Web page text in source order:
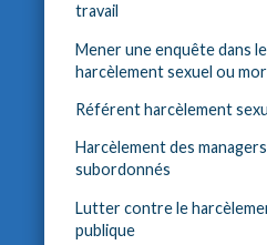
travail
Mener une enquête dans le
harcèlement sexuel ou
Référent harcèlement
Harcèlement des
subordonnés
Lutter contre le
publique